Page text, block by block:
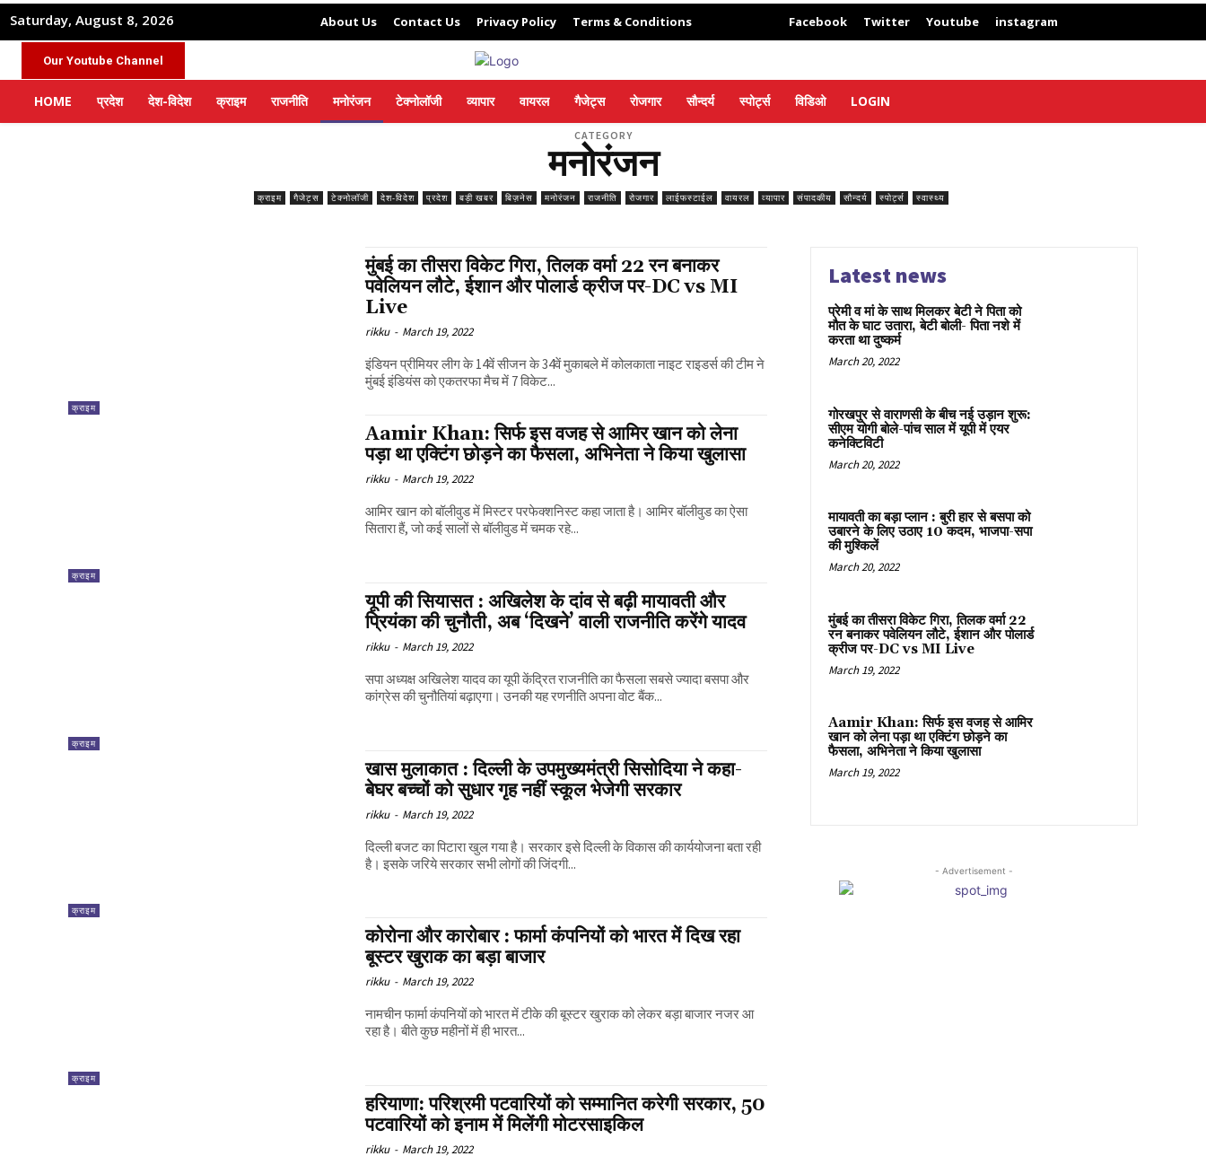
Saturday, August 8, 2026 About Us Contact Us Privacy Policy Terms & Conditions Facebook Twitter Youtube instagram
Our Youtube Channel
HOME प्रदेश देश-विदेश क्राइम राजनीति मनोरंजन टेक्नोलॉजी व्यापार वायरल गैजेट्स रोजगार सौन्दर्य स्पोर्ट्स विडिओ LOGIN
CATEGORY
मनोरंजन
क्राइम गैजेट्स टेक्नोलॉजी देश-विदेश प्रदेश बड़ी खबर बिज़नेस मनोरंजन राजनीति रोजगार लाईफस्टाईल वायरल व्यापार संपादकीय सौन्दर्य स्पोर्ट्स स्वास्थ्य
क्राइम
मुंबई का तीसरा विकेट गिरा, तिलक वर्मा 22 रन बनाकर
पवेलियन लौटे, ईशान और पोलार्ड क्रीज पर-DC vs MI
Live
rikku - March 19, 2022
इंडियन प्रीमियर लीग के 14वें सीजन के 34वें मुकाबले में कोलकाता नाइट राइडर्स की टीम ने
मुंबई इंडियंस को एकतरफा मैच में 7 विकेट...
क्राइम
Aamir Khan: सिर्फ इस वजह से आमिर खान को लेना
पड़ा था एक्टिंग छोड़ने का फैसला, अभिनेता ने किया खुलासा
rikku - March 19, 2022
आमिर खान को बॉलीवुड में मिस्टर परफेक्शनिस्ट कहा जाता है। आमिर बॉलीवुड का ऐसा
सितारा हैं, जो कई सालों से बॉलीवुड में चमक रहे...
क्राइम
यूपी की सियासत : अखिलेश के दांव से बढ़ी मायावती और
प्रियंका की चुनौती, अब ‘दिखने’ वाली राजनीति करेंगे यादव
rikku - March 19, 2022
सपा अध्यक्ष अखिलेश यादव का यूपी केंद्रित राजनीति का फैसला सबसे ज्यादा बसपा और
कांग्रेस की चुनौतियां बढ़ाएगा। उनकी यह रणनीति अपना वोट बैंक...
क्राइम
खास मुलाकात : दिल्ली के उपमुख्यमंत्री सिसोदिया ने कहा-
बेघर बच्चों को सुधार गृह नहीं स्कूल भेजेगी सरकार
rikku - March 19, 2022
दिल्ली बजट का पिटारा खुल गया है। सरकार इसे दिल्ली के विकास की कार्ययोजना बता रही
है। इसके जरिये सरकार सभी लोगों की जिंदगी...
क्राइम
कोरोना और कारोबार : फार्मा कंपनियों को भारत में दिख रहा
बूस्टर खुराक का बड़ा बाजार
rikku - March 19, 2022
नामचीन फार्मा कंपनियों को भारत में टीके की बूस्टर खुराक को लेकर बड़ा बाजार नजर आ
रहा है। बीते कुछ महीनों में ही भारत...
हरियाणा: परिश्रमी पटवारियों को सम्मानित करेगी सरकार, 50
पटवारियों को इनाम में मिलेंगी मोटरसाइकिल
rikku - March 19, 2022
Latest news
प्रेमी व मां के साथ मिलकर बेटी ने पिता को
मौत के घाट उतारा, बेटी बोली- पिता नशे में
करता था दुष्कर्म
March 20, 2022
गोरखपुर से वाराणसी के बीच नई उड़ान शुरू:
सीएम योगी बोले-पांच साल में यूपी में एयर
कनेक्टिविटी
March 20, 2022
मायावती का बड़ा प्लान : बुरी हार से बसपा को
उबारने के लिए उठाए 10 कदम, भाजपा-सपा
की मुश्किलें
March 20, 2022
मुंबई का तीसरा विकेट गिरा, तिलक वर्मा 22
रन बनाकर पवेलियन लौटे, ईशान और पोलार्ड
क्रीज पर-DC vs MI Live
March 19, 2022
Aamir Khan: सिर्फ इस वजह से आमिर
खान को लेना पड़ा था एक्टिंग छोड़ने का
फैसला, अभिनेता ने किया खुलासा
March 19, 2022
- Advertisement -